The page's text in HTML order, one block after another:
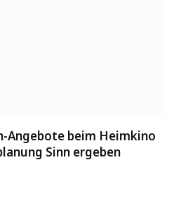
Angebote beim Heimkino
Sinn ergeben